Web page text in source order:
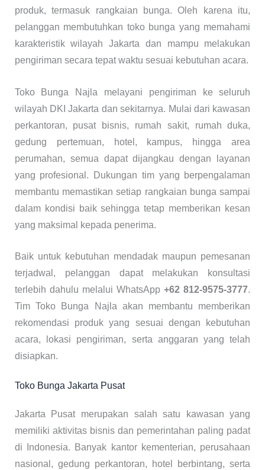
produk, termasuk rangkaian bunga. Oleh karena itu,
pelanggan membutuhkan toko bunga yang memahami
karakteristik wilayah Jakarta dan mampu melakukan
pengiriman secara tepat waktu sesuai kebutuhan acara.
Toko Bunga Najla melayani pengiriman ke seluruh
wilayah DKI Jakarta dan sekitarnya. Mulai dari kawasan
perkantoran, pusat bisnis, rumah sakit, rumah duka,
gedung pertemuan, hotel, kampus, hingga area
perumahan, semua dapat dijangkau dengan layanan
yang profesional. Dukungan tim yang berpengalaman
membantu memastikan setiap rangkaian bunga sampai
dalam kondisi baik sehingga tetap memberikan kesan
yang maksimal kepada penerima.
Baik untuk kebutuhan mendadak maupun pemesanan
terjadwal, pelanggan dapat melakukan konsultasi
terlebih dahulu melalui WhatsApp+62 812-9575-3777.
Tim Toko Bunga Najla akan membantu memberikan
rekomendasi produk yang sesuai dengan kebutuhan
acara, lokasi pengiriman, serta anggaran yang telah
disiapkan.
Toko Bunga Jakarta Pusat
Jakarta Pusat merupakan salah satu kawasan yang
memiliki aktivitas bisnis dan pemerintahan paling padat
di Indonesia. Banyak kantor kementerian, perusahaan
nasional, gedung perkantoran, hotel berbintang, serta